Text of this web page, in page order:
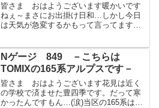
皆さま おはようございます暖かいです
ねぇ～まさにお出掛け日和…しかし今日
は天気が急変するかもって言ってますか
したが、今日の診察でOKを貰えないと学
校に行けませんし外遊び...
Nゲージ 849 －こちらは
TOMIXの165系アルプスです－
皆さま おはようございます花見は近く
の学校で済ませた豊四季です。だって寒
かったんですもん…(涙)当区の165系は